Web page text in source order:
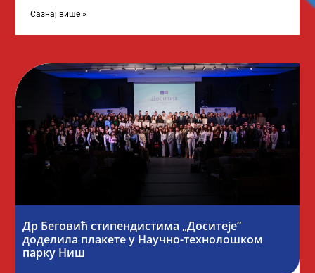
Сазнај више »
Др Беговић стипендистима „Доситеје”
доделила плакете у Научно-технолошком
парку Ниш